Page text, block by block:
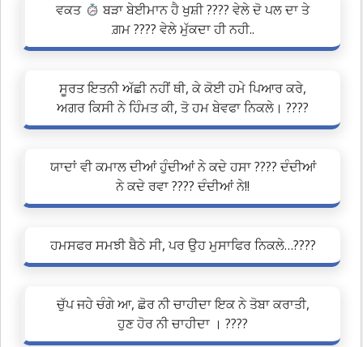
ਵਕਤ
ਬੜਾ ਬੇਈਮਾਨ ਹੈ ਖੁਸ਼ੀ ???? ਵੇਲੇ ਦੋ ਪਲ ਦਾ ਤੇ
ਗ਼ਮ ???? ਵੇਲੇ ਮੁੱਕਦਾ ਹੀ ਨਹੀ..
ਸੂਰਤ ਇਤਨੀ ਅੱਛੀ ਨਹੀਂ ਥੀ, ਕੇ ਕੋਈ ਹਮੇ ਪਿਆਰ ਕਰੇ,
ਅਗਰ ਕਿਸੀ ਨੇ ਹਿੰਮਤ ਕੀ, ਤੋ ਹਮ ਬੇਵਫਾ ਨਿਕਲੇ। ????
ਯਾਦਾਂ ਵੀ ਕਮਾਲ ਦੀਆਂ ਹੁੰਦੀਆਂ ਨੇ ਕਦੇ ਹਸਾ ???? ਦੰਦੀਆਂ
ਨੇ ਕਦੇ ਰਵਾ ???? ਦੰਦੀਆਂ ਨੇ!!
ਹਮਸਫਰ ਸਮਝੀ ਬੈਠੇ ਸੀ, ਪਰ ਉਹ ਮੁਸਾਫਿਰ ਨਿਕਲੇ…????
ਚੁੱਪ ਜਹੇ ਚੰਗੇ ਆ, ਛੋਰ ਨੀ ਚਾਹੀਦਾ ਇਕ ਨੇ ਤੋਬਾ ਕਰਾਤੀ,
ਹੁਣ ਹੋਰ ਨੀ ਚਾਹੀਦਾ । ????